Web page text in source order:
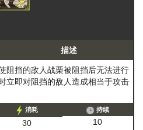
描述
阻挡的敌人战栗被阻挡后无法进行
立即对阻挡的敌人造成相当于攻击
消耗
30
持续
10